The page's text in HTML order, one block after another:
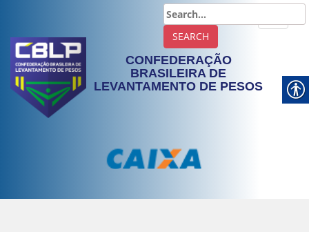
CONFEDERAÇÃO
BRASILEIRA DE
LEVANTAMENTO DE PESOS